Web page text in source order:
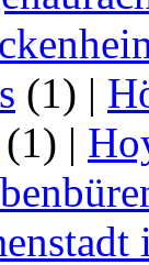
(1) |
(1) |